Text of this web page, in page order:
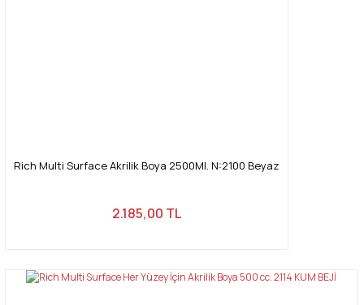
Rich Multi Surface Akrilik Boya 2500Ml. N:2100 Beyaz
2.185,00 TL